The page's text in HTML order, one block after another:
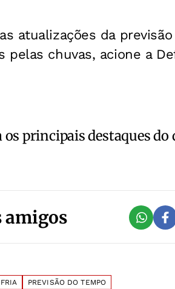
atualizações da
chuvas, acione a
os principais destaques do
amigos
PREVISÃO DO TEMPO